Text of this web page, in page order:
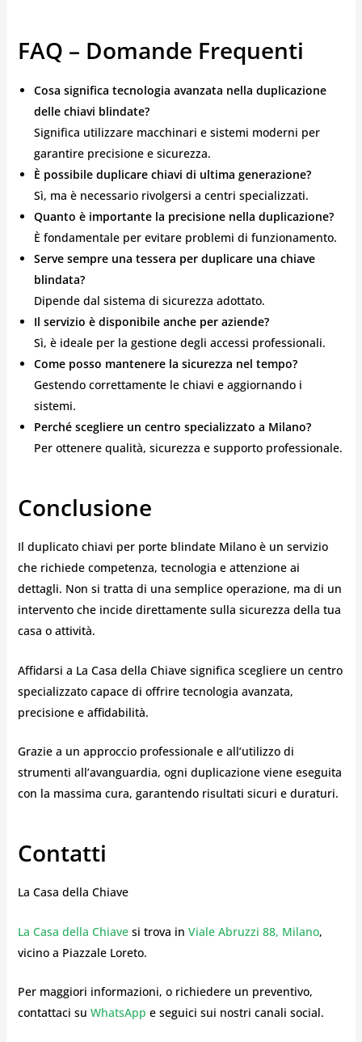
FAQ – Domande Frequenti
Cosa significa tecnologia avanzata nella duplicazione
delle chiavi blindate?
Significa utilizzare macchinari e sistemi moderni per
garantire precisione e sicurezza.
È possibile duplicare chiavi di ultima generazione?
Sì, ma è necessario rivolgersi a centri specializzati.
Quanto è importante la precisione nella duplicazione?
È fondamentale per evitare problemi di funzionamento.
Serve sempre una tessera per duplicare una chiave
blindata?
Dipende dal sistema di sicurezza adottato.
Il servizio è disponibile anche per aziende?
Sì, è ideale per la gestione degli accessi professionali.
Come posso mantenere la sicurezza nel tempo?
Gestendo correttamente le chiavi e aggiornando i
sistemi.
Perché scegliere un centro specializzato a Milano?
Per ottenere qualità, sicurezza e supporto professionale.
Conclusione
Il duplicato chiavi per porte blindate Milano è un servizio
che richiede competenza, tecnologia e attenzione ai
dettagli. Non si tratta di una semplice operazione, ma di un
intervento che incide direttamente sulla sicurezza della tua
casa o attività.
Affidarsi a La Casa della Chiave significa scegliere un centro
specializzato capace di offrire tecnologia avanzata,
precisione e affidabilità.
Grazie a un approccio professionale e all’utilizzo di
strumenti all’avanguardia, ogni duplicazione viene eseguita
con la massima cura, garantendo risultati sicuri e duraturi.
Contatti
La Casa della Chiave
La Casa della Chiavesi trova in Viale Abruzzi 88, Milano,
vicino a Piazzale Loreto.
Per maggiori informazioni, o richiedere un preventivo,
contattaci su WhatsApp e seguici sui nostri canali social.